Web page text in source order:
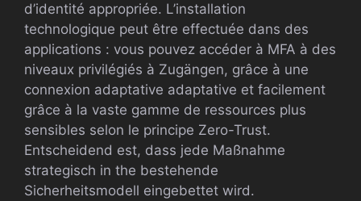
d’identité appropriée. L’installation
technologique peut être effectuée dans des
applications : vous pouvez accéder à MFA à des
niveaux privilégiés à Zugängen, grâce à une
connexion adaptative adaptative et facilement
grâce à la vaste gamme de ressources plus
sensibles selon le principe Zero-Trust.
Entscheidend est, dass jede Maßnahme
strategisch in the bestehende
Sicherheitsmodell eingebettet wird.